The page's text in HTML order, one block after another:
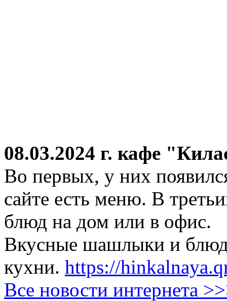
08.03.2024 г. кафе
Во первых, у них
сайте есть меню. В
блюд на дом или в офис.
Вкусные шашлыки и
кухни. https://
Все новости интернета